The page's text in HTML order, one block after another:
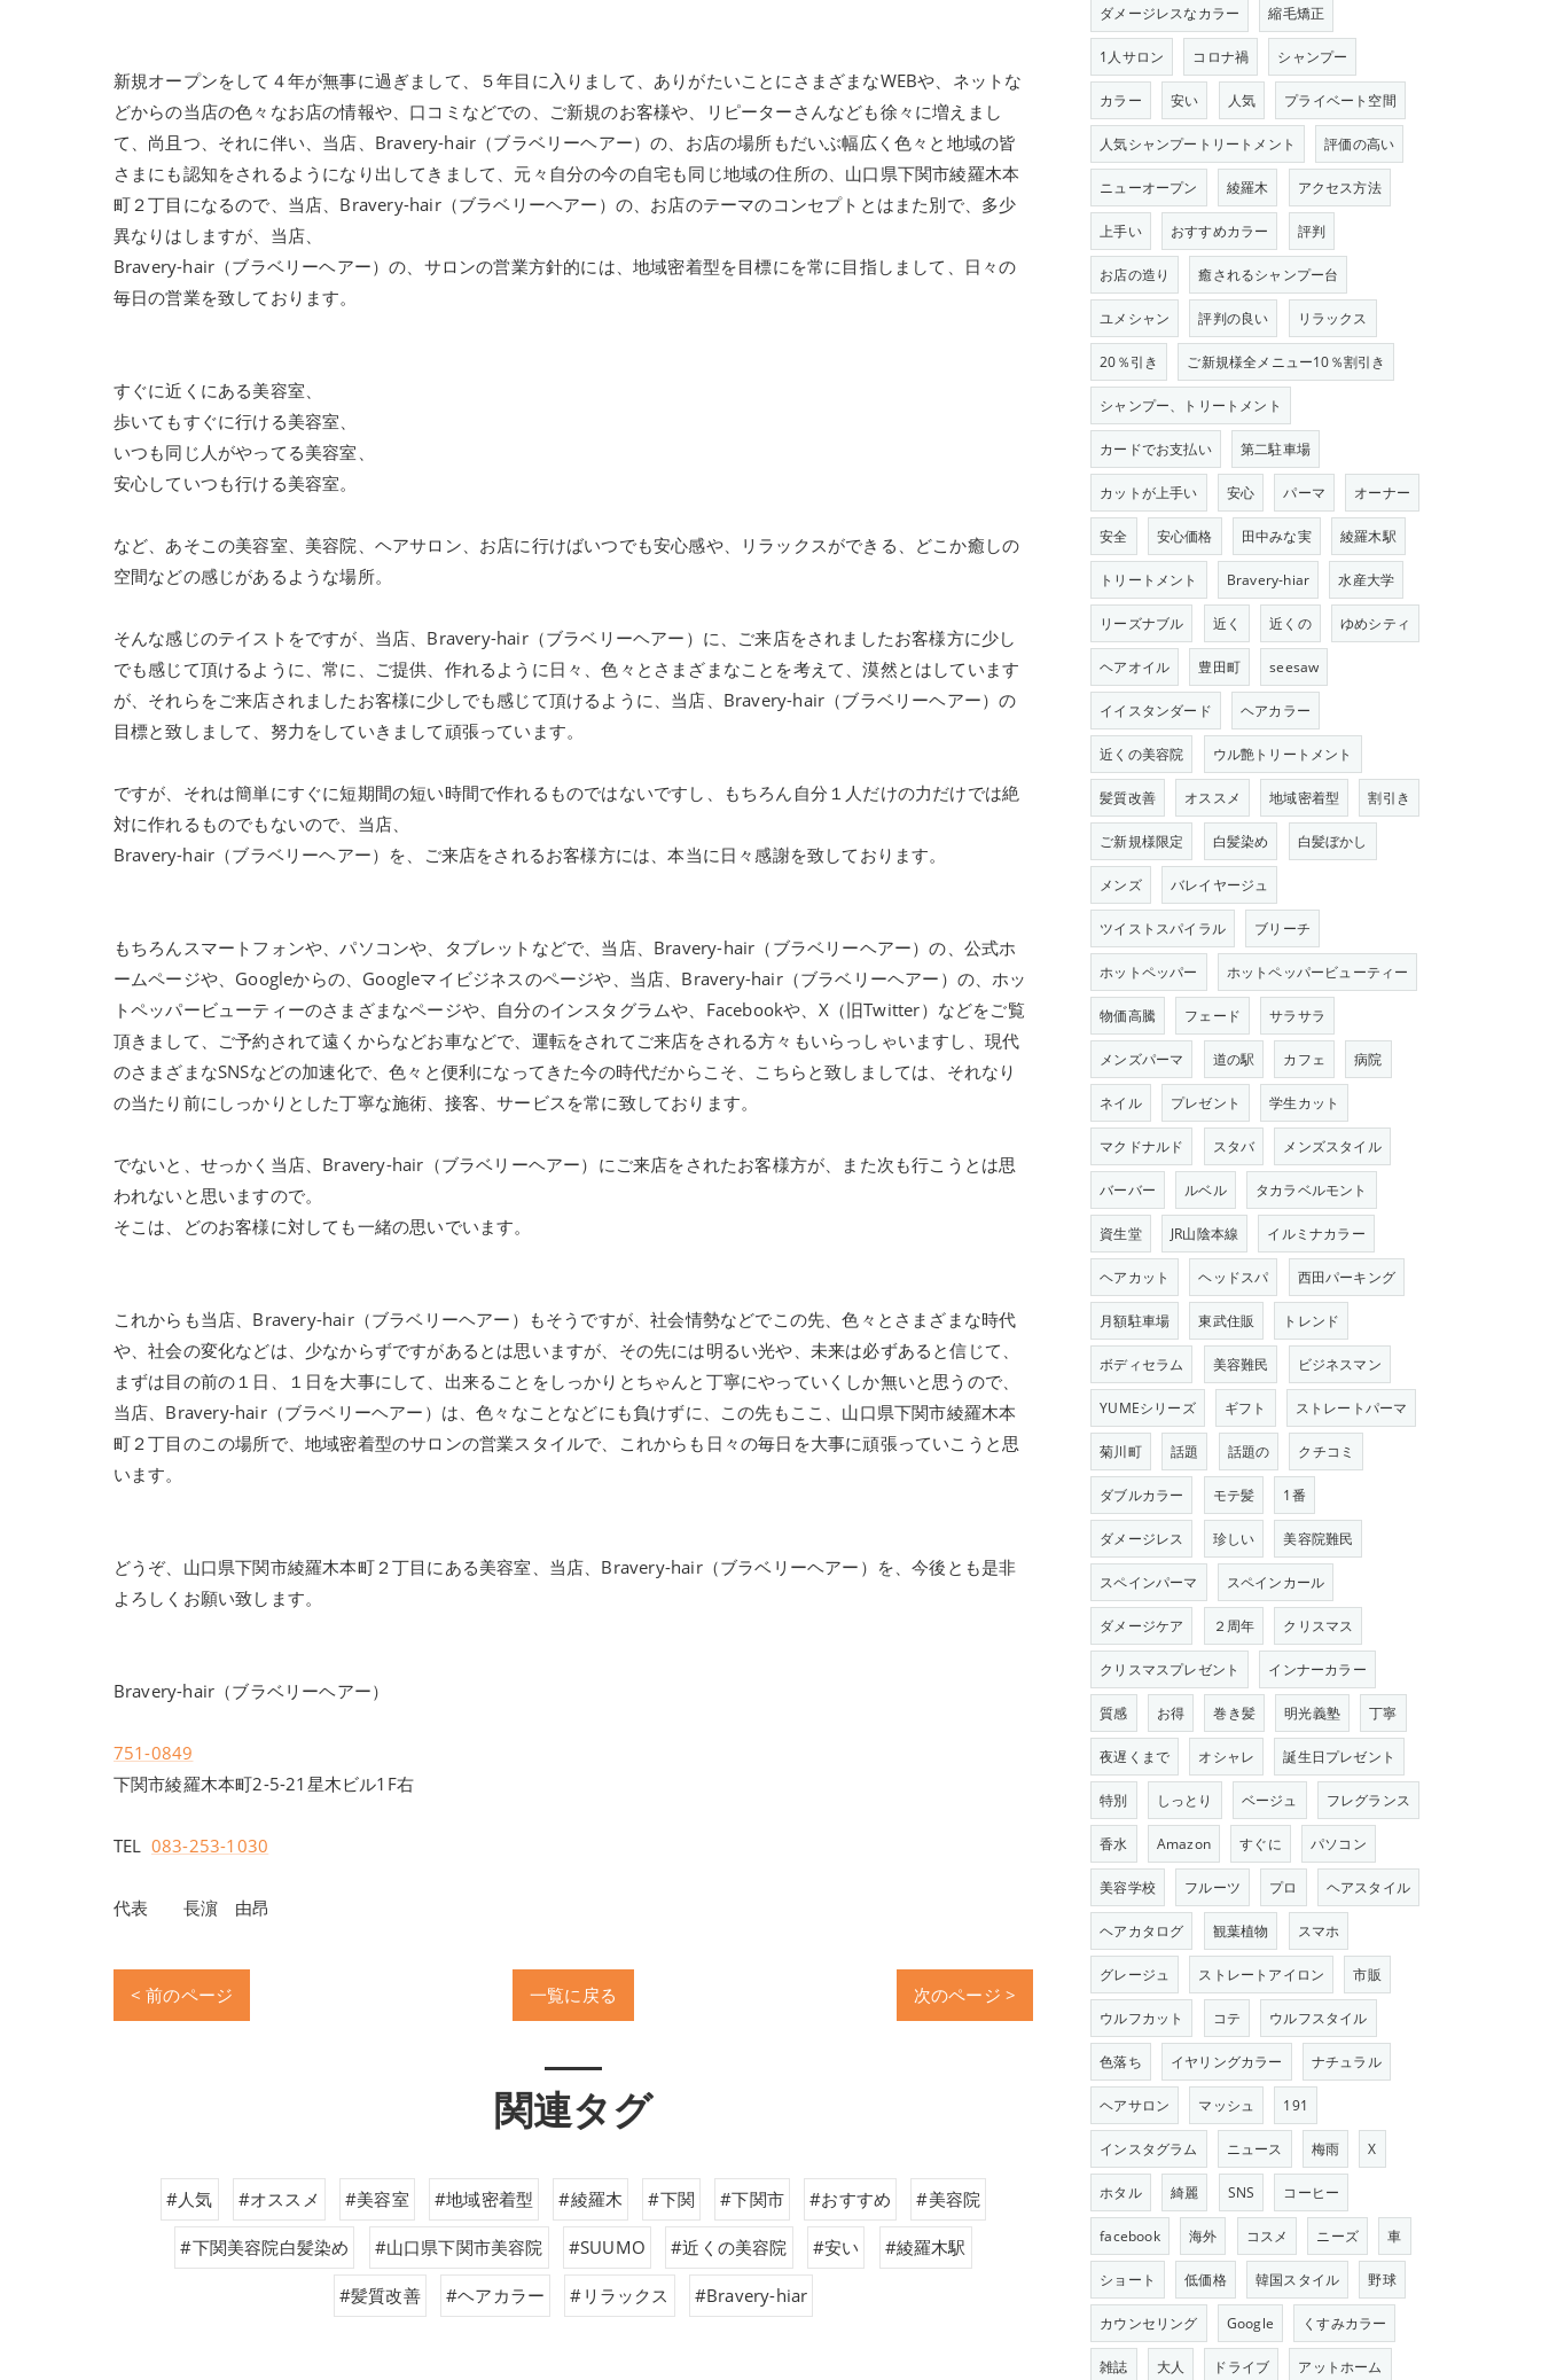
新規オープンをして４年が無事に過ぎまして、５年目に入りまして、ありがたいことにさまざまなWEBや、ネットな
どからの当店の色々なお店の情報や、口コミなどでの、ご新規のお客様や、リピーターさんなども徐々に増えまし
て、尚且つ、それに伴い、当店、Bravery-hair（ブラベリーヘアー）の、お店の場所もだいぶ幅広く色々と地域の皆
さまにも認知をされるようになり出してきまして、元々自分の今の自宅も同じ地域の住所の、山口県下関市綾羅木本
町２丁目になるので、当店、Bravery-hair（ブラベリーヘアー）の、お店のテーマのコンセプトとはまた別で、多少
異なりはしますが、当店、
Bravery-hair（ブラベリーヘアー）の、サロンの営業方針的には、地域密着型を目標にを常に目指しまして、日々の
毎日の営業を致しております。
すぐに近くにある美容室、
歩いてもすぐに行ける美容室、
いつも同じ人がやってる美容室、
安心していつも行ける美容室。
など、あそこの美容室、美容院、ヘアサロン、お店に行けばいつでも安心感や、リラックスができる、どこか癒しの
空間などの感じがあるような場所。
そんな感じのテイストをですが、当店、Bravery-hair（ブラベリーヘアー）に、ご来店をされましたお客様方に少し
でも感じて頂けるように、常に、ご提供、作れるように日々、色々とさまざまなことを考えて、漠然とはしています
が、それらをご来店されましたお客様に少しでも感じて頂けるように、当店、Bravery-hair（ブラベリーヘアー）の
目標と致しまして、努力をしていきまして頑張っています。
ですが、それは簡単にすぐに短期間の短い時間で作れるものではないですし、もちろん自分１人だけの力だけでは絶
対に作れるものでもないので、当店、
Bravery-hair（ブラベリーヘアー）を、ご来店をされるお客様方には、本当に日々感謝を致しております。
もちろんスマートフォンや、パソコンや、タブレットなどで、当店、Bravery-hair（ブラベリーヘアー）の、公式ホ
ームページや、Googleからの、Googleマイビジネスのページや、当店、Bravery-hair（ブラベリーヘアー）の、ホッ
トペッパービューティーのさまざまなページや、自分のインスタグラムや、Facebookや、X（旧Twitter）などをご覧
頂きまして、ご予約されて遠くからなどお車などで、運転をされてご来店をされる方々もいらっしゃいますし、現代
のさまざまなSNSなどの加速化で、色々と便利になってきた今の時代だからこそ、こちらと致しましては、それなり
の当たり前にしっかりとした丁寧な施術、接客、サービスを常に致しております。
でないと、せっかく当店、Bravery-hair（ブラベリーヘアー）にご来店をされたお客様方が、また次も行こうとは思
われないと思いますので。
そこは、どのお客様に対しても一緒の思いでいます。
これからも当店、Bravery-hair（ブラベリーヘアー）もそうですが、社会情勢などでこの先、色々とさまざまな時代
や、社会の変化などは、少なからずですがあるとは思いますが、その先には明るい光や、未来は必ずあると信じて、
まずは目の前の１日、１日を大事にして、出来ることをしっかりとちゃんと丁寧にやっていくしか無いと思うので、
当店、Bravery-hair（ブラベリーヘアー）は、色々なことなどにも負けずに、この先もここ、山口県下関市綾羅木本
町２丁目のこの場所で、地域密着型のサロンの営業スタイルで、これからも日々の毎日を大事に頑張っていこうと思
います。
どうぞ、山口県下関市綾羅木本町２丁目にある美容室、当店、Bravery-hair（ブラベリーヘアー）を、今後とも是非
よろしくお願い致します。
Bravery-hair（ブラベリーヘアー）
751-0849
下関市綾羅木本町2-5-21星木ビル1F右
TEL 083-253-1030
代表 長濵 由昂
< 前のページ 一覧に戻る 次のページ >
関連タグ
#人気 #オススメ #美容室 #地域密着型 #綾羅木 #下関 #下関市 #おすすめ #美容院
#下関美容院白髪染め #山口県下関市美容院 #SUUMO #近くの美容院 #安い #綾羅木駅
#髪質改善 #ヘアカラー #リラックス #Bravery-hiar
ダメージレスなカラー 縮毛矯正
1人サロン コロナ禍 シャンプー
カラー 安い 人気 プライベート空間
人気シャンプートリートメント 評価の高い
ニューオープン 綾羅木 アクセス方法
上手い おすすめカラー 評判
お店の造り 癒されるシャンプー台
ユメシャン 評判の良い リラックス
20％引き ご新規様全メニュー10％割引き
シャンプー、トリートメント
カードでお支払い 第二駐車場
カットが上手い 安心 パーマ オーナー
安全 安心価格 田中みな実 綾羅木駅
トリートメント Bravery-hiar 水産大学
リーズナブル 近く 近くの ゆめシティ
ヘアオイル 豊田町 seesaw
イイスタンダード ヘアカラー
近くの美容院 ウル艶トリートメント
髪質改善 オススメ 地域密着型 割引き
ご新規様限定 白髪染め 白髪ぼかし
メンズ バレイヤージュ
ツイストスパイラル ブリーチ
ホットペッパー ホットペッパービューティー
物価高騰 フェード サラサラ
メンズパーマ 道の駅 カフェ 病院
ネイル プレゼント 学生カット
マクドナルド スタバ メンズスタイル
バーバー ルベル タカラベルモント
資生堂 JR山陰本線 イルミナカラー
ヘアカット ヘッドスパ 西田パーキング
月額駐車場 東武住販 トレンド
ボディセラム 美容難民 ビジネスマン
YUMEシリーズ ギフト ストレートパーマ
菊川町 話題 話題の クチコミ
ダブルカラー モテ髪 1番
ダメージレス 珍しい 美容院難民
スペインパーマ スペインカール
ダメージケア ２周年 クリスマス
クリスマスプレゼント インナーカラー
質感 お得 巻き髪 明光義塾 丁寧
夜遅くまで オシャレ 誕生日プレゼント
特別 しっとり ベージュ フレグランス
香水 Amazon すぐに パソコン
美容学校 フルーツ プロ ヘアスタイル
ヘアカタログ 観葉植物 スマホ
グレージュ ストレートアイロン 市販
ウルフカット コテ ウルフスタイル
色落ち イヤリングカラー ナチュラル
ヘアサロン マッシュ 191
インスタグラム ニュース 梅雨 X
ホタル 綺麗 SNS コーヒー
facebook 海外 コスメ ニーズ 車
ショート 低価格 韓国スタイル 野球
カウンセリング Google くすみカラー
雑誌 大人 ドライブ アットホーム